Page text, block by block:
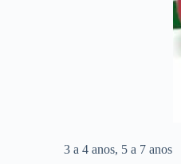
3 a 4 anos, 5 a 7 anos